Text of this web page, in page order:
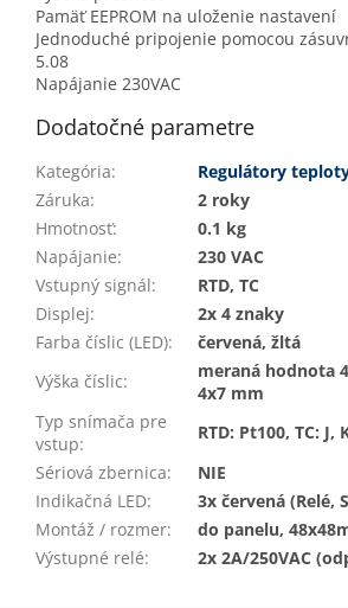
Pamäť EEPROM na uloženie nastavení
Jednoduché pripojenie pomocou
5.08
Napájanie 230VAC
Dodatočné parametre
Kategória:
Regulátory
Záruka:
2 roky
Hmotnosť:
0.1 kg
Napájanie:
230 VAC
Vstupný signál:
RTD, TC
Displej:
2x 4 znaky
Farba číslic (LED):
červená, žltá
Výška číslic:
meraná hodnota
4x7 mm
Typ snímača pre
vstup:
RTD: Pt100, TC: J,
Sériová zbernica:
NIE
Indikačná LED:
3x červená (Relé,
Montáž / rozmer:
do panelu,
Výstupné relé: 2x 2A/250VAC